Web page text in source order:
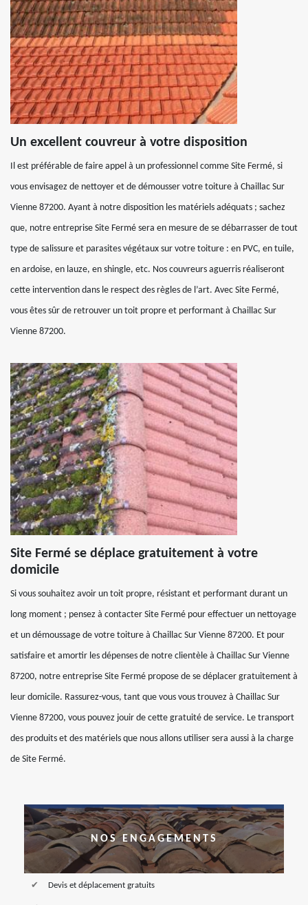
Un excellent couvreur à votre disposition
Il est préférable de faire appel à un professionnel comme Site Fermé, si
vous envisagez de nettoyer et de démousser votre toiture à Chaillac Sur
Vienne 87200. Ayant à notre disposition les matériels adéquats ; sachez
que, notre entreprise Site Fermé sera en mesure de se débarrasser de tout
type de salissure et parasites végétaux sur votre toiture : en PVC, en tuile,
en ardoise, en lauze, en shingle, etc. Nos couvreurs aguerris réaliseront
cette intervention dans le respect des règles de l’art. Avec Site Fermé,
vous êtes sûr de retrouver un toit propre et performant à Chaillac Sur
Vienne 87200.
Site Fermé se déplace gratuitement à votre
domicile
Si vous souhaitez avoir un toit propre, résistant et performant durant un
long moment ; pensez à contacter Site Fermé pour effectuer un nettoyage
et un démoussage de votre toiture à Chaillac Sur Vienne 87200. Et pour
satisfaire et amortir les dépenses de notre clientèle à Chaillac Sur Vienne
87200, notre entreprise Site Fermé propose de se déplacer gratuitement à
leur domicile. Rassurez-vous, tant que vous vous trouvez à Chaillac Sur
Vienne 87200, vous pouvez jouir de cette gratuité de service. Le transport
des produits et des matériels que nous allons utiliser sera aussi à la charge
de Site Fermé.
NOS ENGAGEMENTS
Devis et déplacement gratuits